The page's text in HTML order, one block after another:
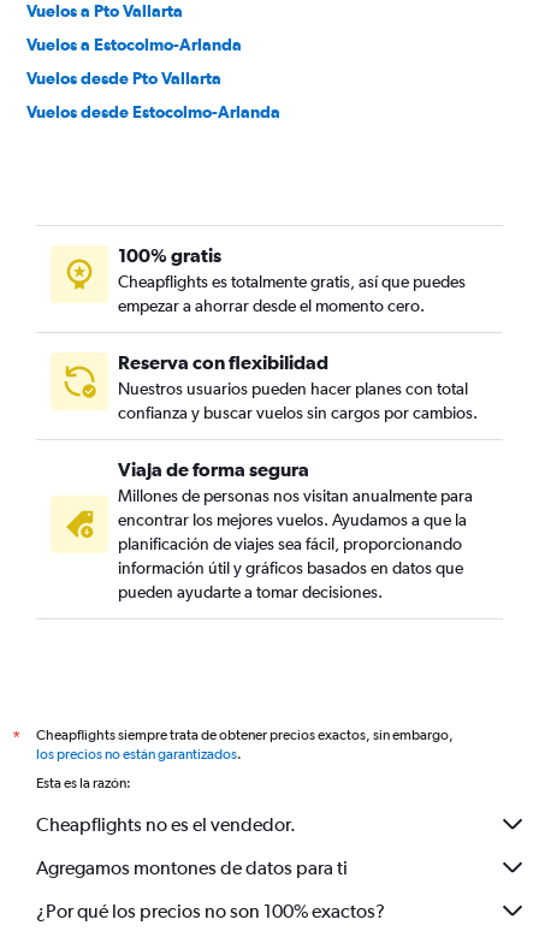
Vuelos a Pto Vallarta
Vuelos a Estocolmo-Arlanda
Vuelos desde Pto Vallarta
Vuelos desde Estocolmo-Arlanda
100% gratis
Cheapflights es totalmente gratis, así que puedes
empezar a ahorrar desde el momento cero.
Reserva con flexibilidad
Nuestros usuarios pueden hacer planes con total
confianza y buscar vuelos sin cargos por cambios.
Viaja de forma segura
Millones de personas nos visitan anualmente para
encontrar los mejores vuelos. Ayudamos a que la
planificación de viajes sea fácil, proporcionando
información útil y gráficos basados en datos que
pueden ayudarte a tomar decisiones.
*
Cheapflights siempre trata de obtener precios exactos, sin embargo,
los precios no están garantizados.
Esta es la razón:
Cheapflights no es el vendedor.
Agregamos montones de datos para ti
¿Por qué los precios no son 100% exactos?